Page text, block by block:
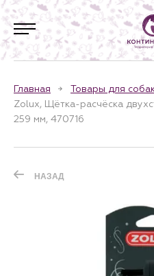
Главная Товары для
Zolux, Щётка-расчёска
259 мм, 470716
НАЗАД